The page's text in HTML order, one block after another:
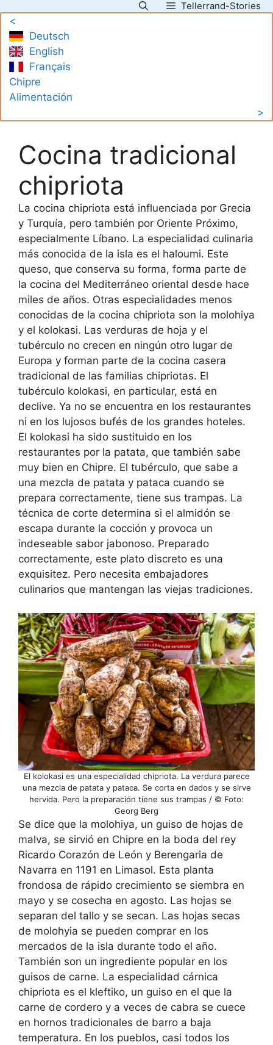
contenido
Tellerrand-Stories
<
Deutsch
English
Français
Chipre
Alimentación
>
Cocina tradicional
chipriota
La cocina chipriota está influenciada por Grecia
y Turquía, pero también por Oriente Próximo,
especialmente Líbano. La especialidad culinaria
más conocida de la isla es el haloumi. Este
queso, que conserva su forma, forma parte de
la cocina del Mediterráneo oriental desde hace
miles de años. Otras especialidades menos
conocidas de la cocina chipriota son la molohiya
y el kolokasi. Las verduras de hoja y el
tubérculo no crecen en ningún otro lugar de
Europa y forman parte de la cocina casera
tradicional de las familias chipriotas. El
tubérculo kolokasi, en particular, está en
declive. Ya no se encuentra en los restaurantes
ni en los lujosos bufés de los grandes hoteles.
El kolokasi ha sido sustituido en los
restaurantes por la patata, que también sabe
muy bien en Chipre. El tubérculo, que sabe a
una mezcla de patata y pataca cuando se
prepara correctamente, tiene sus trampas. La
técnica de corte determina si el almidón se
escapa durante la cocción y provoca un
indeseable sabor jabonoso. Preparado
correctamente, este plato discreto es una
exquisitez. Pero necesita embajadores
culinarios que mantengan las viejas tradiciones.
El kolokasi es una especialidad chipriota. La verdura parece
una mezcla de patata y pataca. Se corta en dados y se sirve
hervida. Pero la preparación tiene sus trampas / © Foto:
Georg Berg
Se dice que la molohiya, un guiso de hojas de
malva, se sirvió en Chipre en la boda del rey
Ricardo Corazón de León y Berengaria de
Navarra en 1191 en Limasol. Esta planta
frondosa de rápido crecimiento se siembra en
mayo y se cosecha en agosto. Las hojas se
separan del tallo y se secan. Las hojas secas
de molohyia se pueden comprar en los
mercados de la isla durante todo el año.
También son un ingrediente popular en los
guisos de carne. La especialidad cárnica
chipriota es el kleftiko, un guiso en el que la
carne de cordero y a veces de cabra se cuece
en hornos tradicionales de barro a baja
temperatura. En los pueblos, casi todos los